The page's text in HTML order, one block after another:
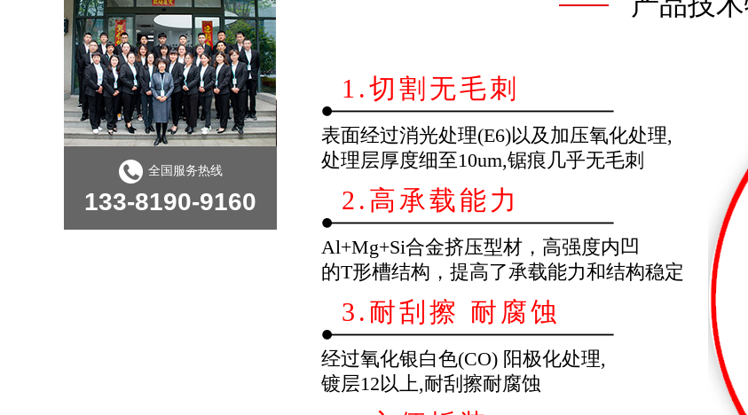
全国服务热线
133-8190-9160
1.切割无毛刺
表面经过消光处理(E6)以及加压氧化处理,
处理层厚度细至10um,锯痕几乎无毛刺
2.高承载能力
Al+Mg+Si合金挤压型材，高强度内凹
的T形槽结构，提高了承载能力和结构稳定
3.耐刮擦 耐腐蚀
经过氧化银白色(CO) 阳极化处理,
镀层12以上,耐刮擦耐腐蚀